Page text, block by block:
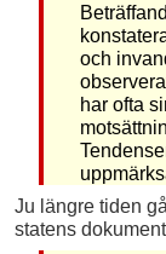
och
har ofta
Ju längre tiden
statens